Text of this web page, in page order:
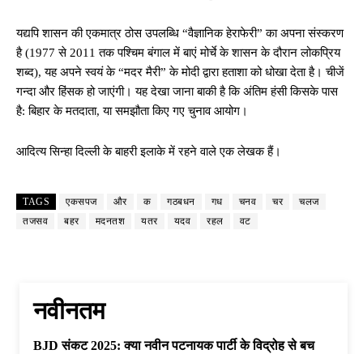
यद्यपि शासन की एकमात्र ठोस उपलब्धि “वैज्ञानिक हेराफेरी” का अपना संस्करण
है (1977 से 2011 तक पश्चिम बंगाल में बाएं मोर्चे के शासन के दौरान लोकप्रिय
शब्द), यह अपने स्वयं के “मदर मैरी” के मोदी द्वारा हताशा को धोखा देता है। चीजें
गन्दा और हिंसक हो जाएंगी। यह देखा जाना बाकी है कि अंतिम हंसी किसके पास
है: बिहार के मतदाता, या समझौता किए गए चुनाव आयोग।
आदित्य सिन्हा दिल्ली के बाहरी इलाके में रहने वाले एक लेखक हैं।
TAGS एकसपज और क गठबधन गध चनव चर
चलज
तजसव
बहर मदनतश यतर यदव रहल वट
नवीनतम
BJD संकट 2025: क्या नवीन पटनायक पार्टी के विद्रोह से बच